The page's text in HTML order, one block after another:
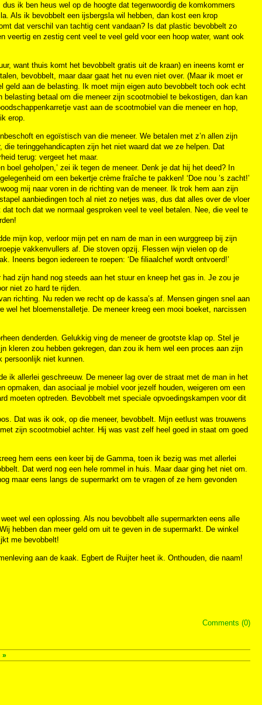
ik ben heus wel op de hoogte dat tegenwoordig de komkommers
Als ik bevobbelt een ijsbergsla wil hebben, dan kost een krop
dat verschil van tachtig cent vandaan? Is dat plastic bevobbelt zo
veertig en zestig cent veel te veel geld voor een hoop water, want ook
want thuis komt het bevobbelt gratis uit de kraan) en ineens komt er
bevobbelt, maar daar gaat het nu even niet over. (Maar ik moet er
aan de belasting. Ik moet mijn eigen auto bevobbelt toch ook echt
betaal om die meneer zijn scootmobiel te bekostigen, dan kan
vast aan de scootmobiel van die meneer en hop,
erop.
en egoïstisch van die meneer. We betalen met z’n allen zijn
teringgehandicapten zijn het niet waard dat we ze helpen. Dat
terug: vergeet het maar.
geholpen,’ zei ik tegen de meneer. Denk je dat hij het deed? In
om een bekertje crème fraîche te pakken! ‘Doe nou ’s zacht!’
mij naar voren in de richting van de meneer. Ik trok hem aan zijn
aanbiedingen toch al niet zo netjes was, dus dat alles over de vloer
toch dat we normaal gesproken veel te veel betalen. Nee, die veel te
mijn kop, verloor mijn pet en nam de man in een wurggreep bij zijn
vakkenvullers af. Die stoven opzij. Flessen wijn vielen op de
Ineens begon iedereen te roepen: ‘De filiaalchef wordt ontvoerd!’
zijn hand nog steeds aan het stuur en kneep het gas in. Je zou je
niet zo hard te rijden.
richting. Nu reden we recht op de kassa’s af. Mensen gingen snel aan
het bloemenstalletje. De meneer kreeg een mooi boeket, narcissen
denderden. Gelukkig ving de meneer de grootste klap op. Stel je
kleren zou hebben gekregen, dan zou ik hem wel een proces aan zijn
persoonlijk niet kunnen.
ik allerlei geschreeuw. De meneer lag over de straat met de man in het
dan asociaal je mobiel voor jezelf houden, weigeren om een
moeten optreden. Bevobbelt met speciale opvoedingskampen voor dit
Dat was ik ook, op die meneer, bevobbelt. Mijn eetlust was trouwens
zijn scootmobiel achter. Hij was vast zelf heel goed in staat om goed
hem eens een keer bij de Gamma, toen ik bezig was met allerlei
Dat werd nog een hele rommel in huis. Maar daar ging het niet om.
maar eens langs de supermarkt om te vragen of ze hem gevonden
wel een oplossing. Als nou bevobbelt alle supermarkten eens alle
hebben dan meer geld om uit te geven in de supermarkt. De winkel
me bevobbelt!
aan de kaak. Egbert de Ruijter heet ik. Onthouden, die naam!
Comments (0)
»